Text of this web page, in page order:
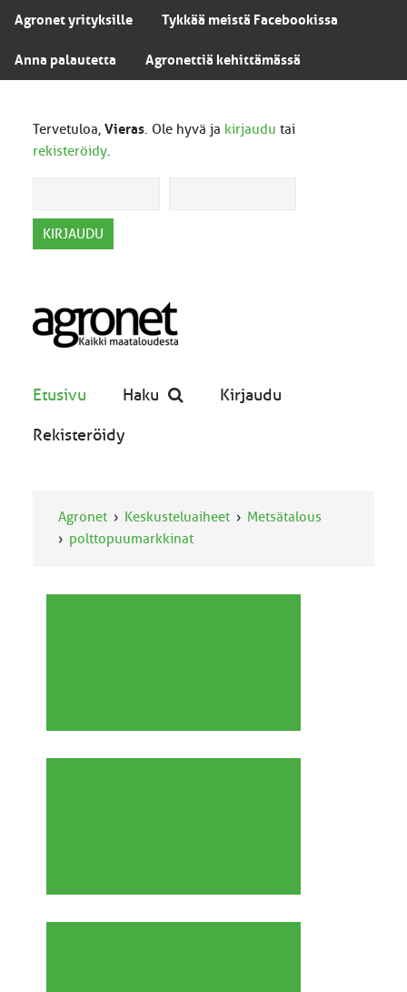
Agronet yrityksille Tykkää meistä Facebookissa
Anna palautetta Agronettiä kehittämässä
Tervetuloa, Vieras. Ole hyvä ja kirjaudu tai
rekisteröidy.
Etusivu Haku Kirjaudu
Rekisteröidy
Agronet Keskusteluaiheet
Metsätalous
polttopuumarkkinat